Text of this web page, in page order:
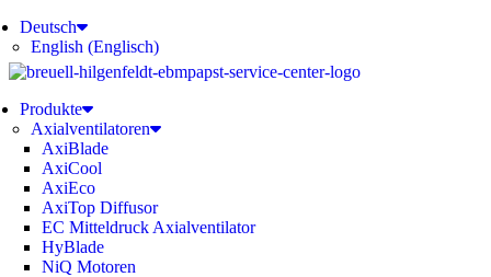
Deutsch
English (Englisch)
Produkte
Axialventilatoren
AxiBlade
AxiCool
AxiEco
AxiTop Diffusor
EC Mitteldruck Axialventilator
HyBlade
NiQ Motoren